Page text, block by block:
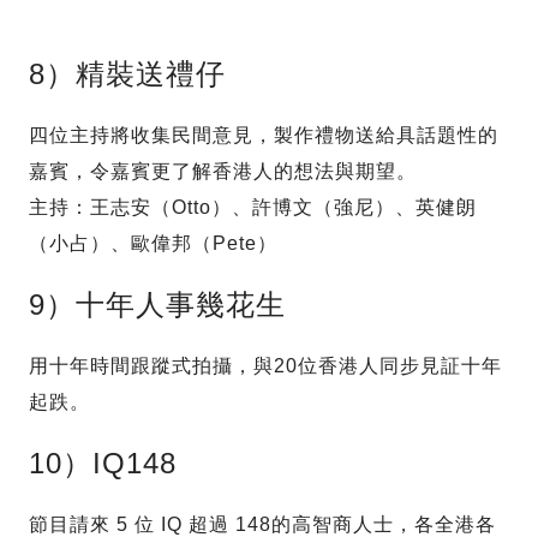
8）精裝送禮仔
四位主持將收集民間意見，製作禮物送給具話題性的
嘉賓，令嘉賓更了解香港人的想法與期望。
主持：王志安（Otto）、許博文（強尼）、英健朗
（小占）、歐偉邦（Pete）
9）十年人事幾花生
用十年時間跟蹤式拍攝，與20位香港人同步見証十年
起跌。
10）IQ148
節目請來 5 位 IQ 超過 148的高智商人士，各全港各